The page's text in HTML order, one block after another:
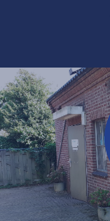
inhoud